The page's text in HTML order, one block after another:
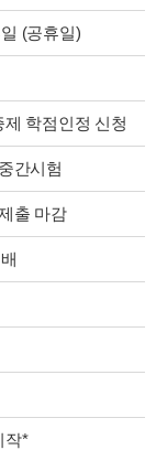
(공휴일)
학점인정 신청
간시험
출 마감
작*